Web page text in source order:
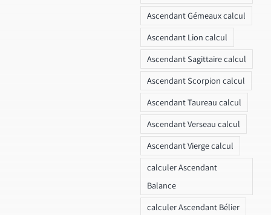
Ascendant Gémeaux calcul
Ascendant Lion calcul
Ascendant Sagittaire calcul
Ascendant Scorpion calcul
Ascendant Taureau calcul
Ascendant Verseau calcul
Ascendant Vierge calcul
calculer Ascendant
Balance
calculer Ascendant Bélier